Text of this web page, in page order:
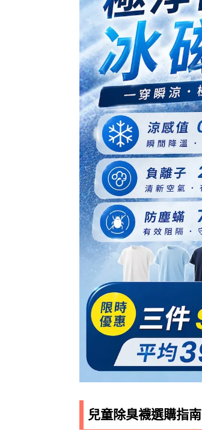
兒童除臭襪選購指南